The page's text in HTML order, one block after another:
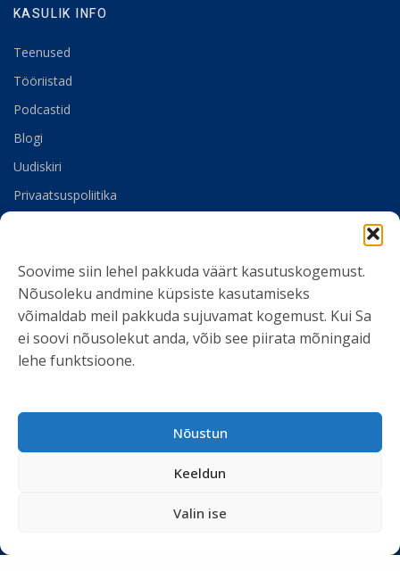
Soovime siin lehel pakkuda väärt kasutuskogemust.
Nõusoleku andmine küpsiste kasutamiseks
võimaldab meil pakkuda sujuvamat kogemust. Kui Sa
ei soovi nõusolekut anda, võib see piirata mõningaid
lehe funktsioone.
Nõustun
Keeldun
Valin ise
KASULIK INFO
Teenused
Tööriistad
Podcastid
Blogi
Uudiskiri
Privaatsuspoliitika
SOTSIAALMEEDIA
Ole kursis meie tegemistega. Peame kinni